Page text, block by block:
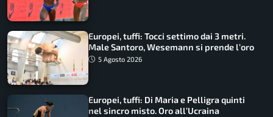
Europei, tuffi: Tocci settimo dai 3 metri.
Male Santoro, Wesemann si prende l’oro
5 Agosto 2026
Europei, tuffi: Di Maria e Pelligra quinti
nel sincro misto. Oro all’Ucraina